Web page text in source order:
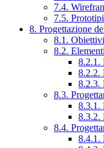
7.4.
7.5.
8. Progettazione
8.1.
8.2.
8.2.1.
8.2.2.
8.2.3.
8.3.
8.3.1.
8.3.2.
8.4.
8.4.1.